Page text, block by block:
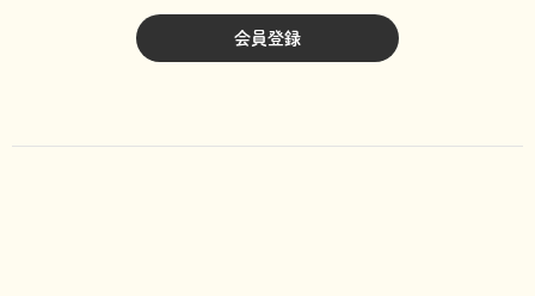
会員登録